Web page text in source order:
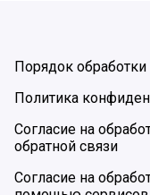
Порядок
Политика
Согласие на
обратной связи
Согласие на